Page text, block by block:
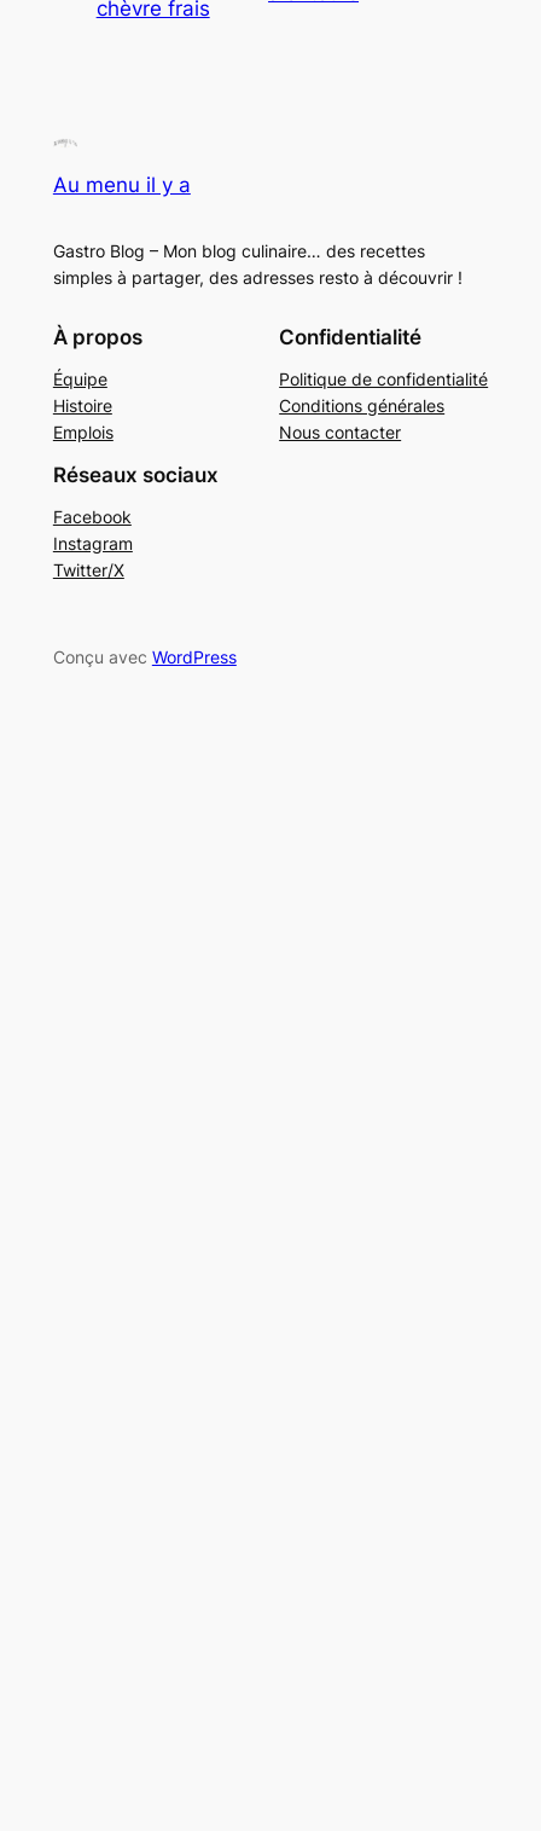
chèvre frais
Au menu il y a
Gastro Blog – Mon blog culinaire… des recettes
simples à partager, des adresses resto à découvrir !
À propos
Équipe
Histoire
Emplois
Confidentialité
Politique de confidentialité
Conditions générales
Nous contacter
Réseaux sociaux
Facebook
Instagram
Twitter/X
Conçu avec WordPress